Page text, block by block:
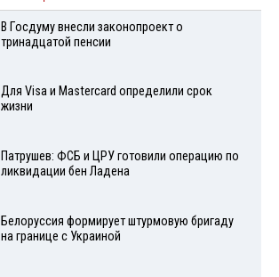
В Госдуму внесли законопроект о
тринадцатой пенсии
Для Visа и Mastercard определили срок
жизни
Патрушев: ФСБ и ЦРУ готовили операцию по
ликвидации бен Ладена
Белоруссия формирует штурмовую бригаду
на границе с Украиной